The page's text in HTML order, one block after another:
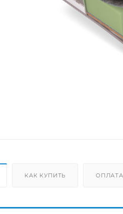
КАК КУПИТЬ ОПЛАТА